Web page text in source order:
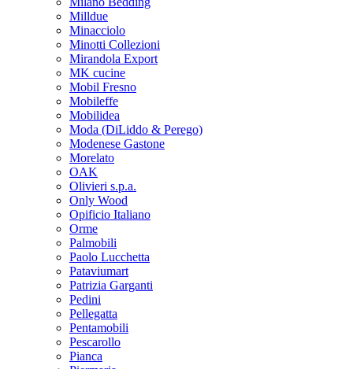
Milldue
Minacciolo
Minotti Collezioni
Mirandola Export
MK cucine
Mobil Fresno
Mobileffe
Mobilidea
Moda (DiLiddo & Perego)
Modenese Gastone
Morelato
OAK
Olivieri s.p.a.
Only Wood
Opificio Italiano
Orme
Palmobili
Paolo Lucchetta
Pataviumart
Patrizia Garganti
Pedini
Pellegatta
Pentamobili
Pescarollo
Pianca